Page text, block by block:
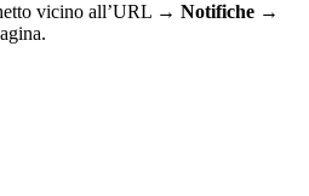
vicino all’URL → Notifiche →